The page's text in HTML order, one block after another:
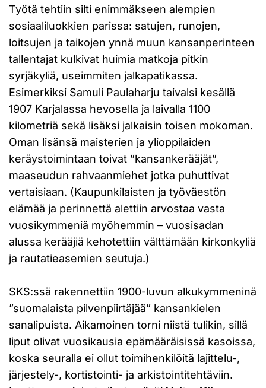
Työtä tehtiin silti enimmäkseen alempien
sosiaaliluokkien parissa: satujen, runojen,
loitsujen ja taikojen ynnä muun kansanperinteen
tallentajat kulkivat huimia matkoja pitkin
syrjäkyliä, useimmiten jalkapatikassa.
Esimerkiksi Samuli Paulaharju taivalsi kesällä
1907 Karjalassa hevosella ja laivalla 1100
kilometriä sekä lisäksi jalkaisin toisen mokoman.
Oman lisänsä maisterien ja ylioppilaiden
keräystoimintaan toivat ”kansankerääjät”,
maaseudun rahvaanmiehet jotka puhuttivat
vertaisiaan. (Kaupunkilaisten ja työväestön
elämää ja perinnettä alettiin arvostaa vasta
vuosikymmeniä myöhemmin – vuosisadan
alussa kerääjiä kehotettiin välttämään kirkonkyliä
ja rautatieasemien seutuja.)
SKS:ssä rakennettiin 1900-luvun alkukymmeninä
”suomalaista pilvenpiirtäjää” kansankielen
sanalipuista. Aikamoinen torni niistä tulikin, sillä
liput olivat vuosikausia epämääräisissä kasoissa,
koska seuralla ei ollut toimihenkilöitä lajittelu-,
järjestely-, kortistointi- ja arkistointitehtäviin.